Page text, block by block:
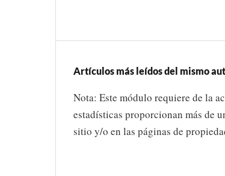
Artículos más leídos del mismo
Nota: Este módulo requiere de la
estadísticas proporcionan más de
sitio y/o en las páginas de